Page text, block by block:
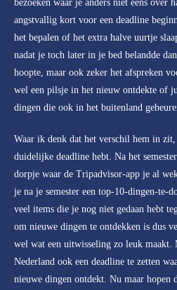
bezoeken waar je anders niet eens over
angstvallig kort voor een deadline
het bepalen of het extra halve uurtje
nadat je toch later in je bed belandde
hoopte, maar ook zeker het afspreken
wel een pilsje in het nieuw ontdekte of
dingen die ook in het buitenland
Waar ik denk dat het verschil hem in
duidelijke deadline hebt. Na het
dorpje waar de Tripadvisor-app je al
je na je semester een top-10-dingen-te-
veel items die je nog niet gedaan hebt
om nieuwe dingen te ontdekken is dus
wel wat een uitwisseling zo leuk maakt.
Nederland ook een deadline te zetten
nieuwe dingen ontdekt. Nu maar